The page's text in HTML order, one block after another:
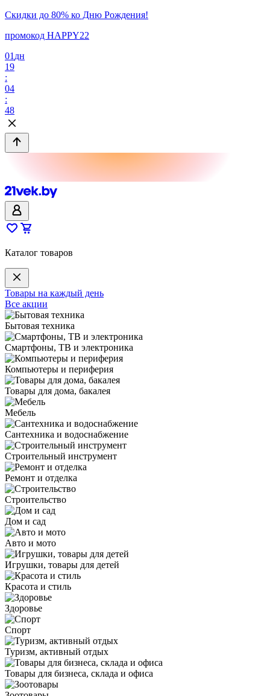
Скидки до 80% ко Дню Рождения!
промокод HAPPY22
01 дн
19
:
04
:
48
Каталог товаров
Товары на каждый день
Все акции
Бытовая техника
Смартфоны, ТВ и электроника
Компьютеры и периферия
Товары для дома, бакалея
Мебель
Сантехника и водоснабжение
Строительный инструмент
Ремонт и отделка
Строительство
Дом и сад
Авто и мото
Игрушки, товары для детей
Красота и стиль
Здоровье
Спорт
Туризм, активный отдых
Товары для бизнеса, склада и офиса